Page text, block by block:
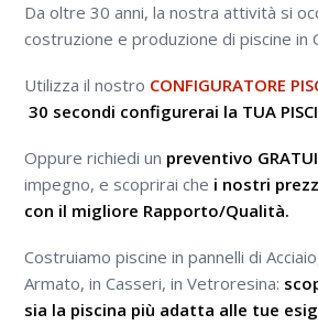
Da oltre 30 anni, la nostra attività si
costruzione e produzione di piscine in
Utilizza il nostro CONFIGURATORE
30 secondi configurerai la TUA
Oppure richiedi un preventivo
impegno, e scoprirai che i nostri
con il migliore Rapporto/Qualità.
Costruiamo piscine in pannelli di
Armato, in Casseri, in Vetroresina:
sia la piscina più adatta alle tue